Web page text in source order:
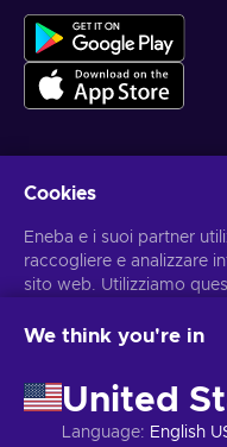
Ottieni offerte di gioco
Puoi annullare l'iscrizione in
Cookies
Eneba e i suoi partner
raccogliere e analizzare
sito web. Utilizziamo
personali potrebbero
Cliccando su “Accetta
tecnologie da parte di
modificare il tuo
We think you're in
United
Language: English